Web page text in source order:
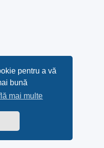
pentru a vă
bună
mai multe